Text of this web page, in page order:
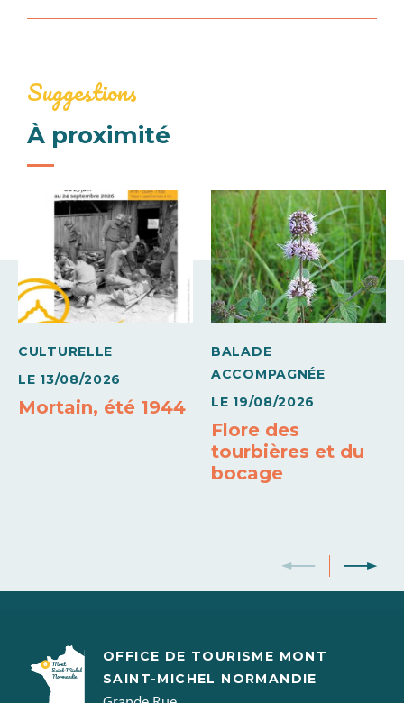
Jours
Dimanche
Suggestions
À proximité
CULTURELLE
LE 13/08/2026
Mortain, été 1944
BALADE
ACCOMPAGNÉE
LE 19/08/2026
Flore des
tourbières et du
bocage
OFFICE DE TOURISME MONT
SAINT-MICHEL NORMANDIE